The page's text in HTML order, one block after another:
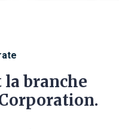
la branche